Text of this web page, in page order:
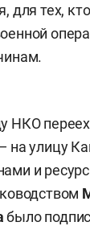
для тех,
НКО
на улицу
и
было